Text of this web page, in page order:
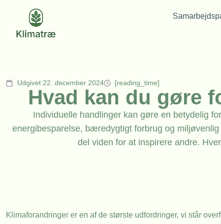
Udgivet 22. december 2024 [reading_time]
Hvad kan du gøre
Individuelle handlinger kan gøre en betydelig
energibesparelse, bæredygtigt forbrug og
del viden for at inspirere andre.
Klimaforandringer er en af de største udfordringer, vi står